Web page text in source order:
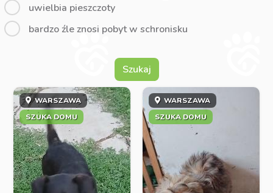
uwielbia pieszczoty
bardzo źle znosi pobyt w schronisku
Szukaj
WARSZAWA
SZUKA DOMU
WARSZAWA
SZUKA DOMU